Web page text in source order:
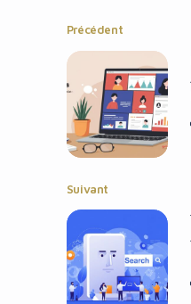
Précédent
Suivant